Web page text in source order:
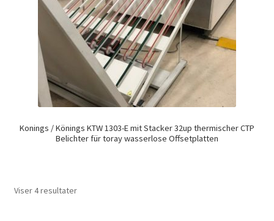
Konings / Könings KTW 1303-E mit Stacker 32up thermischer CTP
Belichter für toray wasserlose Offsetplatten
Viser 4 resultater